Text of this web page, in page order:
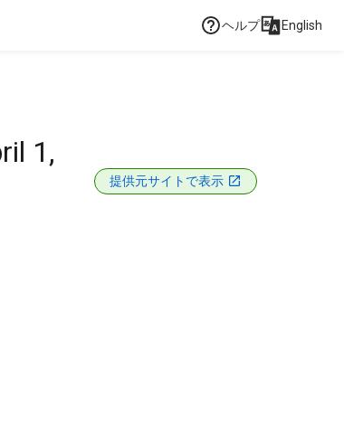
ヘルプ English
1,
提供元サイトで表示